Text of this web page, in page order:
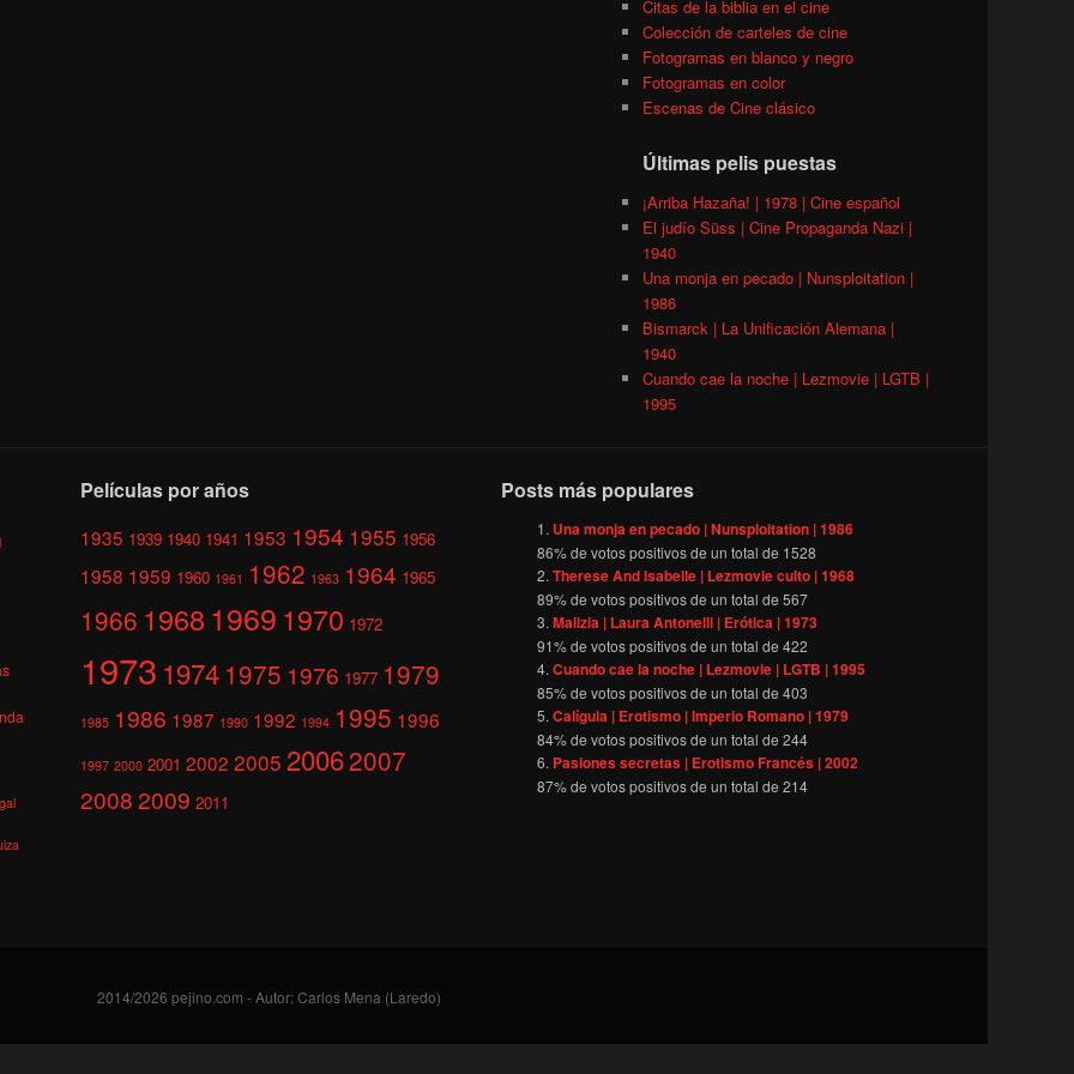
Citas de la biblia en el cine
Colección de carteles de cine
Fotogramas en blanco y negro
Fotogramas en color
Escenas de Cine clásico
Últimas pelis puestas
¡Arriba Hazaña! | 1978 | Cine español
El judío Süss | Cine Propaganda Nazi |
1940
Una monja en pecado | Nunsploitation |
1986
Bismarck | La Unificación Alemana |
1940
Cuando cae la noche | Lezmovie | LGTB |
1995
Películas por años
1935 1939 1940 1941 1953 1954 1955 1956
1958 1959 1960 1961 1962 1963 1964 1965
1966 1968 1969 1970 1972
1973 1974 1975 1976 1977 1979
1985 1986 1987 1990 1992 1994 1995 1996
1997 2000 2001 2002 2005 20062007
20082009 2011
Posts más populares
Una monja en pecado | Nunsploitation | 1986
86% de votos positivos de un total de 1528
Therese And Isabelle | Lezmovie culto | 1968
89% de votos positivos de un total de567
Malizia | Laura Antonelli | Erótica | 1973
91% de votos positivos de un total de422
Cuando cae la noche | Lezmovie | LGTB | 1995
85% de votos positivos de un total de403
Calígula | Erotismo | Imperio Romano | 1979
84% de votos positivos de un total de244
Pasiones secretas | Erotismo Francés | 2002
87% de votos positivos de un total de214
2014/2026 pejino.com - Autor: Carlos Mena (Laredo)